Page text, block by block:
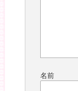
名前